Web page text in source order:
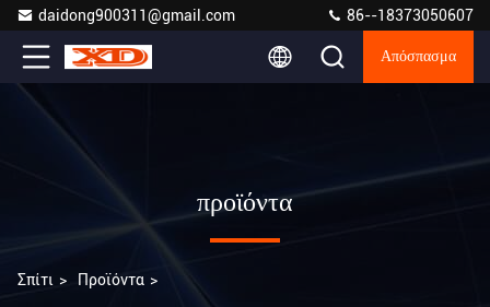
daidong900311@gmail.com 86--18373050607
Απόσπασμα
προϊόντα
Σπίτι > Προϊόντα >